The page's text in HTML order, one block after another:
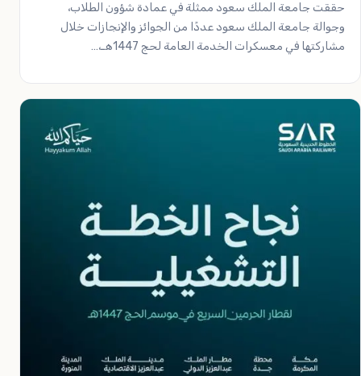
حققت جامعة الملك سعود ممثلة في عمادة شؤون الطلاب،
وجوالة جامعة الملك سعود عددًا من الجوائز والإنجازات خلال
مشاركتها في معسكرات الخدمة العامة لحج 1447هـ،…